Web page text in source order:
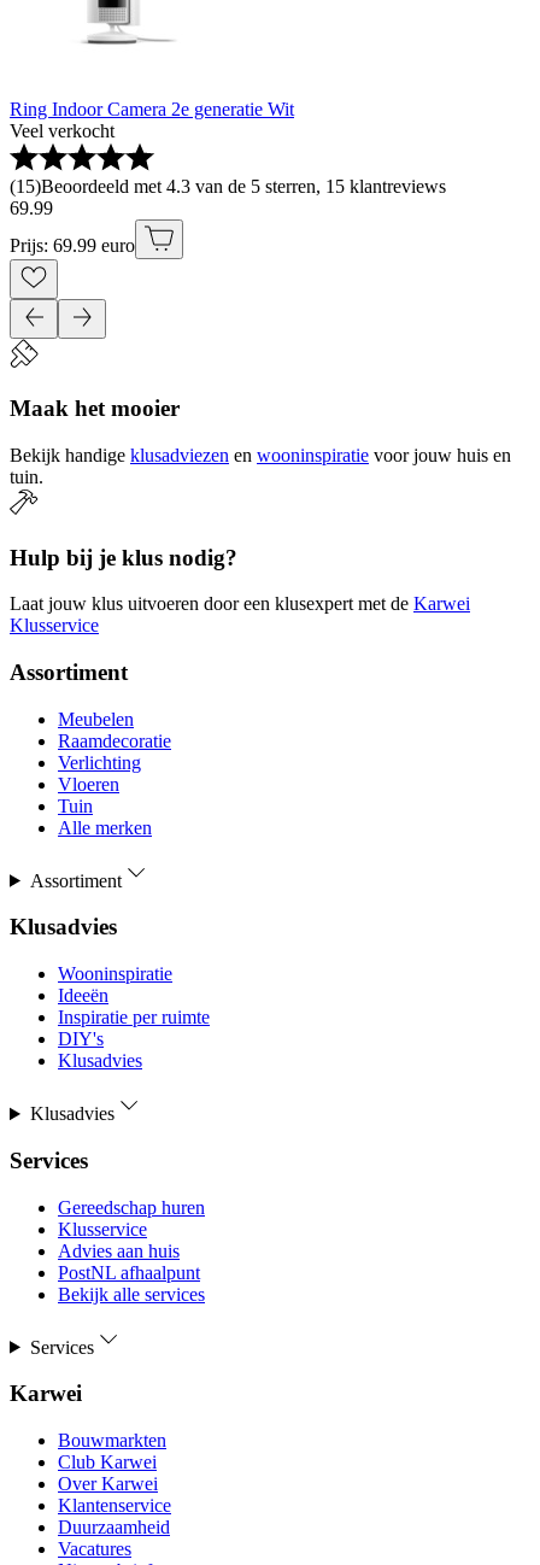
Ring Indoor Camera 2e generatie Wit
Veel verkocht
(15)Beoordeeld met 4.3 van de 5 sterren, 15 klantreviews
69.99
Prijs: 69.99 euro
Maak het mooier
Bekijk handige klusadviezen en wooninspiratie voor jouw huis en
tuin.
Hulp bij je klus nodig?
Laat jouw klus uitvoeren door een klusexpert met de Karwei
Klusservice
Assortiment
Meubelen
Raamdecoratie
Verlichting
Vloeren
Tuin
Alle merken
Assortiment
Klusadvies
Wooninspiratie
Ideeën
Inspiratie per ruimte
DIY's
Klusadvies
Klusadvies
Services
Gereedschap huren
Klusservice
Advies aan huis
PostNL afhaalpunt
Bekijk alle services
Services
Karwei
Bouwmarkten
Club Karwei
Over Karwei
Klantenservice
Duurzaamheid
Vacatures